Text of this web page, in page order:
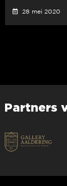
28 mei 2020
Partners